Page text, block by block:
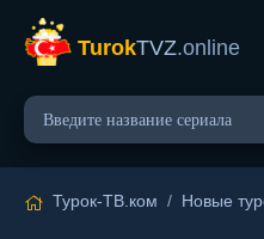
TurokTVZ.online
Турок-ТВ.ком / Новые